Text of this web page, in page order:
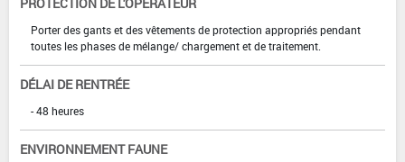
Porter des gants et des vêtements de protection appropriés pendant
toutes les phases de mélange/ chargement et de traitement.
DÉLAI DE RENTRÉE
- 48 heures
ENVIRONNEMENT FAUNE